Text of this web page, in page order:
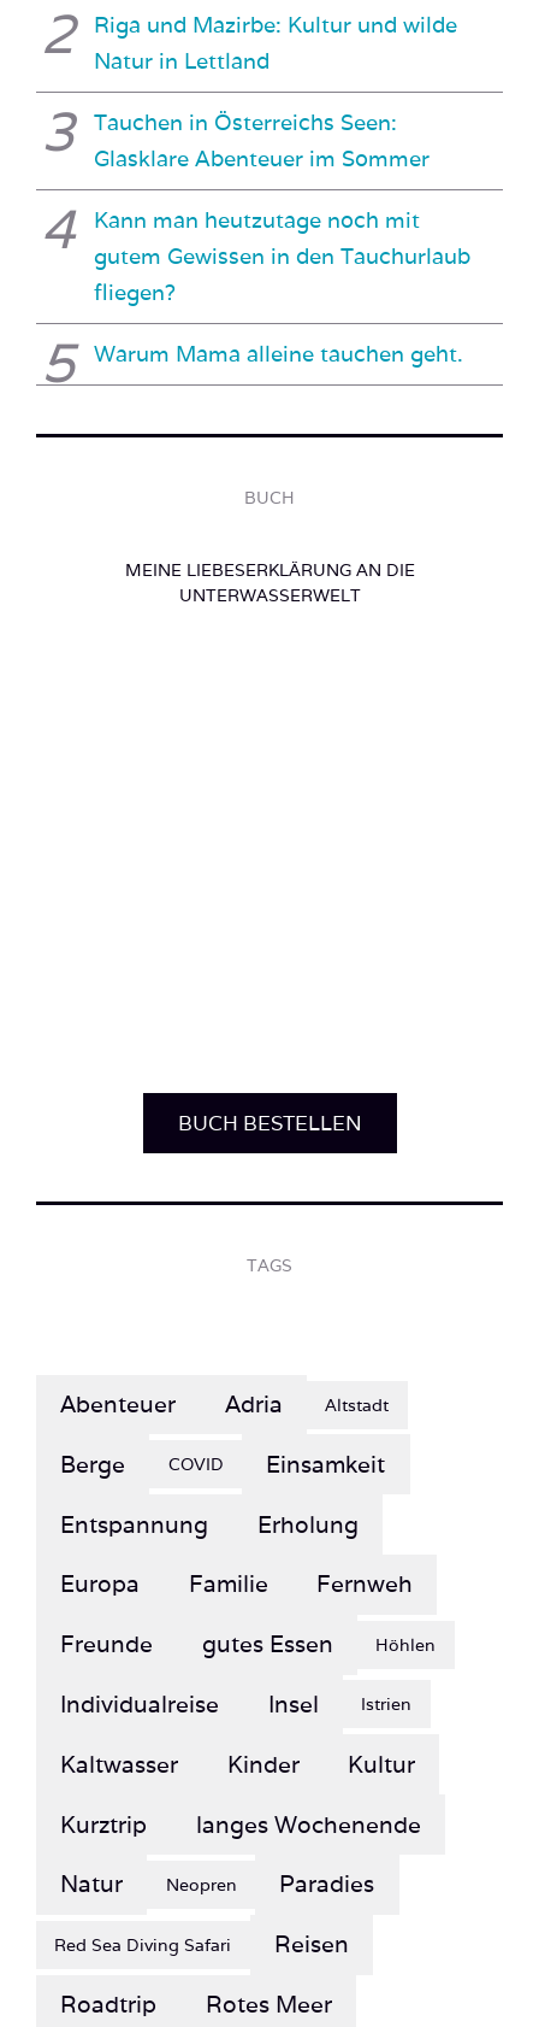
Riga und Mazirbe: Kultur und wilde
Natur in Lettland
Tauchen in Österreichs Seen:
Glasklare Abenteuer im Sommer
Kann man heutzutage noch mit
gutem Gewissen in den Tauchurlaub
fliegen?
Warum Mama alleine tauchen geht.
BUCH
MEINE LIEBESERKLÄRUNG AN DIE
UNTERWASSERWELT
Berge COVID Einsamkeit
Entspannung Erholung
Europa Familie Fernweh
Freunde gutes Essen Höhlen
Individualreise Insel Istrien
Kaltwasser Kinder Kultur
Kurztrip langes Wochenende
Natur Neopren Paradies
Red Sea Diving Safari Reisen
Roadtrip Rotes Meer
schlechte Fotos Schnorcheln